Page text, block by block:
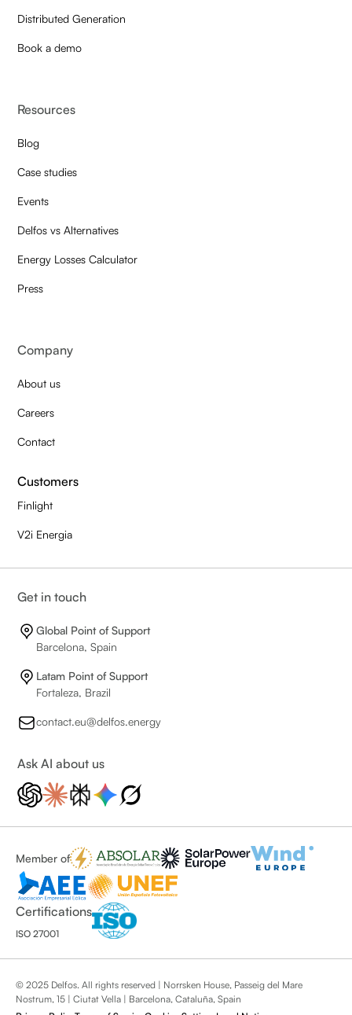
Distributed Generation
Book a demo
Resources
Blog
Case studies
Events
Delfos vs Alternatives
Energy Losses Calculator
Press
Company
About us
Careers
Contact
Customers
Finlight
V2i Energia
Get in touch
Global Point of Support
Barcelona, Spain
Latam Point of Support
Fortaleza, Brazil
contact.eu@delfos.energy
Ask AI about us
Member of
Certifications
ISO 27001
© 2025 Delfos. All rights reserved | Norrsken House, Passeig del Mare
Nostrum, 15 | Ciutat Vella | Barcelona, Cataluña, Spain